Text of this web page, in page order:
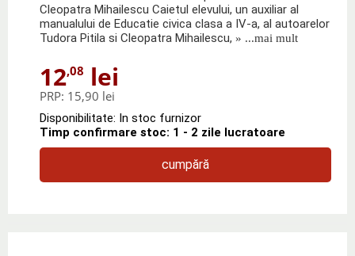
Cleopatra Mihailescu Caietul elevului, un auxiliar al
manualului de Educatie civica clasa a IV-a, al autoarelor
Tudora Pitila si Cleopatra Mihailescu, » ...mai mult
12,08 lei
PRP: 15,90 lei
Disponibilitate: In stoc furnizor
Timp confirmare stoc: 1 - 2 zile lucratoare
cumpără